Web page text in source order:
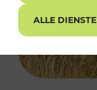
ALLE